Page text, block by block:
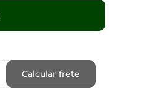
Calcular frete